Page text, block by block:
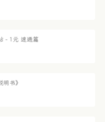
- 1元 速通篇
书》